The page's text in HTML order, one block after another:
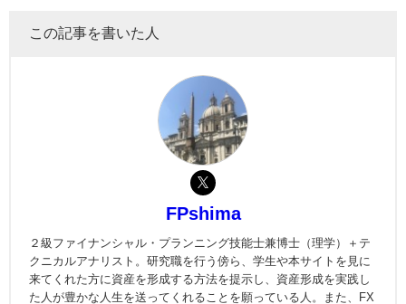
この記事を書いた人
FPshima
２級ファイナンシャル・プランニング技能士兼博士（理学）＋テ
クニカルアナリスト。研究職を行う傍ら、学生や本サイトを見に
来てくれた方に資産を形成する方法を提示し、資産形成を実践し
た人が豊かな人生を送ってくれることを願っている人。また、FX